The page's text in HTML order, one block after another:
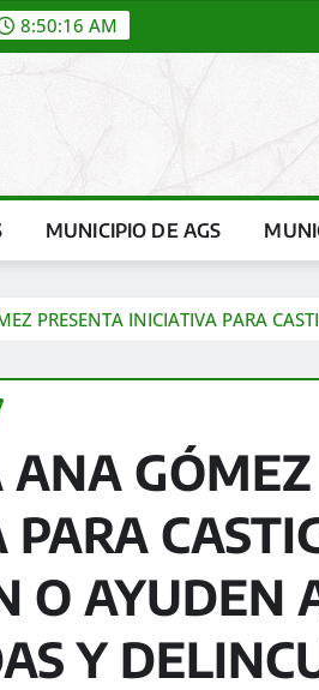
8:50:18 AM
MUNICIPIO DE AGS
PRESENTA INICIATIVA PARA
O AYUDEN
Y